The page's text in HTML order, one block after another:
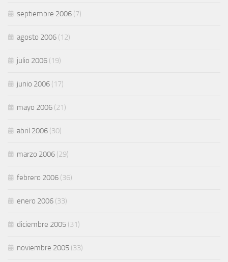
septiembre 2006 (7)
agosto 2006 (12)
julio 2006 (19)
junio 2006 (17)
mayo 2006 (21)
abril 2006 (30)
marzo 2006 (29)
febrero 2006 (36)
enero 2006 (33)
diciembre 2005 (31)
noviembre 2005 (33)